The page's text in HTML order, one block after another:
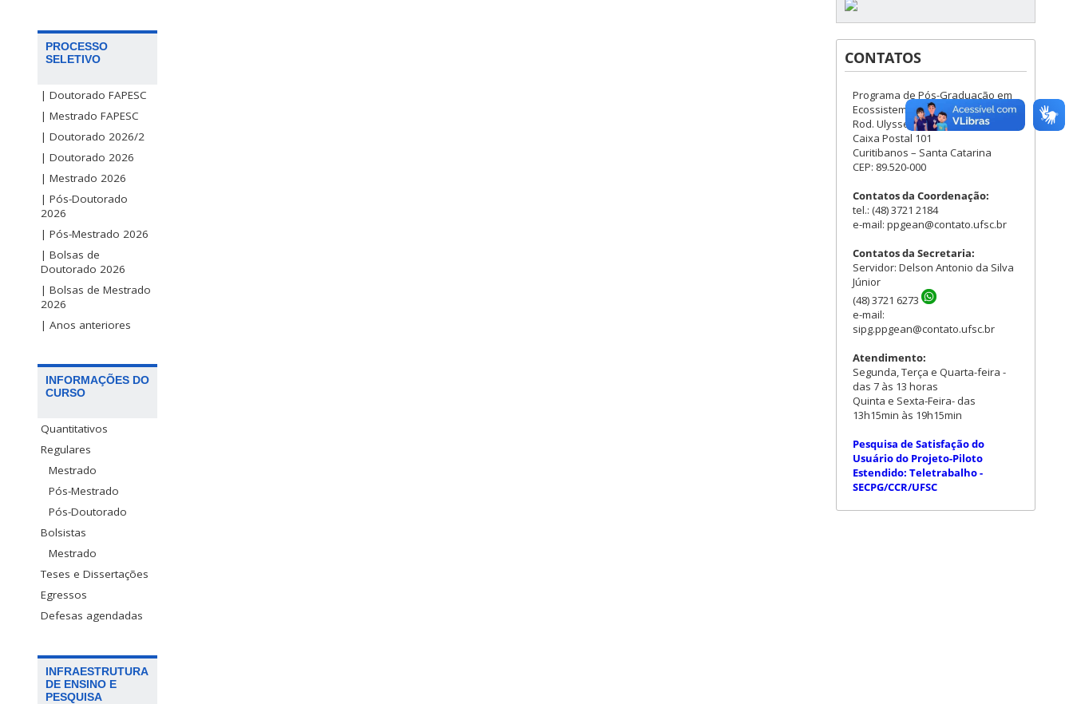
PROCESSO
SELETIVO
| Doutorado FAPESC
| Mestrado FAPESC
| Doutorado 2026/2
| Doutorado 2026
| Mestrado 2026
| Pós-Doutorado
2026
| Pós-Mestrado 2026
| Bolsas de
Doutorado 2026
| Bolsas de Mestrado
2026
| Anos anteriores
INFORMAÇÕES DO
CURSO
Quantitativos
Regulares
Mestrado
Pós-Mestrado
Pós-Doutorado
Bolsistas
Mestrado
Teses e Dissertações
Egressos
Defesas agendadas
INFRAESTRUTURA
DE ENSINO E
PESQUISA
CONTATOS
Programa de Pós-Graduação em
Ecossistemas Agrícolas e Naturais
Rod. Ulysses Gaboardi, Km 3
Caixa Postal 101
Curitibanos – Santa Catarina
CEP: 89.520-000
Contatos da Coordenação:
tel.: (48) 3721 2184
e-mail: ppgean@contato.ufsc.br
Contatos da Secretaria:
Servidor: Delson Antonio da Silva
Júnior
(48) 3721 6273
e-mail:
sipg.ppgean@contato.ufsc.br
Atendimento:
Segunda, Terça e Quarta-feira -
das 7 às 13 horas
Quinta e Sexta-Feira- das
13h15min às 19h15min
Pesquisa de Satisfação do
Usuário do Projeto-Piloto
Estendido: Teletrabalho -
SECPG/CCR/UFSC